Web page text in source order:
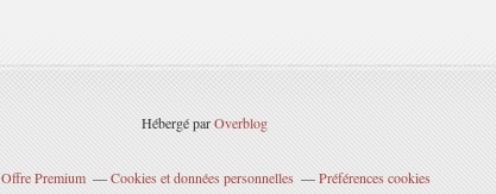
Hébergé parOverblog
Offre Premium Cookies et données personnelles Préférences cookies